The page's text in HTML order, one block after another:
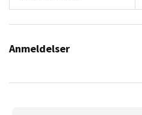
Anmeldelser